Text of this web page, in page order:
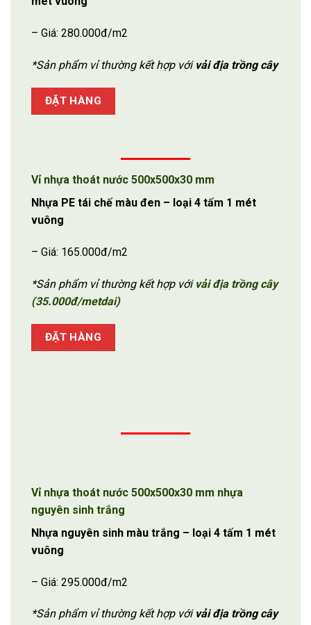
– Giá: 280.000đ/m2
*Sản phẩm vỉ thường kết hợp với vải địa trồng cây
ĐẶT HÀNG
Vỉ nhựa thoát nước 500x500x30 mm
Nhựa PE tái chế màu đen – loại 4 tấm 1 mét
vuông
– Giá: 165.000đ/m2
*Sản phẩm vỉ thường kết hợp với vải địa trồng cây
(35.000đ/metdai)
ĐẶT HÀNG
Vỉ nhựa thoát nước 500x500x30 mm nhựa
nguyên sinh trắng
Nhựa nguyên sinh màu trắng – loại 4 tấm 1 mét
vuông
– Giá: 295.000đ/m2
*Sản phẩm vỉ thường kết hợp với vải địa trồng cây